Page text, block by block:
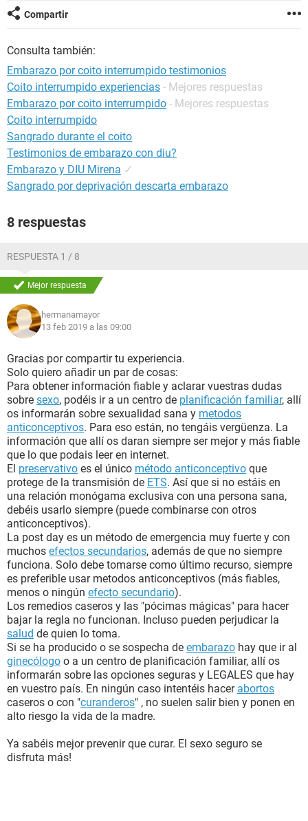
indice de embarazos no deseados en mi país . continuando
con mi historia el día sábado 28 que tuvimos relaciones sin
noto un liquido blanquecino espeso parecido al semen , mi
novia lo ve y nos asustamos pensamos que era semen !
luego empezó el susto por que yo estaba seguro que no
había eyaculado pero que explicaba ese liquido parecido al
semen ! la lucha por encontrar las pastillas anticonceptivas
empezó cosa que en mi país son muy escasas y cuando se
consiguen son en reventas y cuestan un ojo de la cara ! lo
que en si hizo que nos demoráramos 5 días para
conseguirlas pero ya por lo días que habían pasado no iba a
hacer efecto por lo que decidimos relajarnos y esperar al día
15 que le bajara y que todo quedara como un susto y una
al día siguiente el pensamiento de ser papa tan joven no me
dejaba dormir , el como le diría a mis padres la noticia y
mantenerme yo ! así que decidí investigar . leí muchos foros
personas que me contaran sobre sus relaciones sin condón !
me desanimaban mas pero con las experiencias que me
contaban me volvía el animo ! yo intentaba no preocupar a
mi novia para que ella no se le retrasara el periodo . lo que
principalmente busque fue coito interrumpido , embarazo
con liquido pre-seminal , relaciones sin protección ,
relaciones sin protección en días fértiles , liquido pre seminal
en días fértiles . todas las búsquedas me daban mas dudas
que respuestas ya que había gran cantidad de personas en
mi situación pero ninguna con una respuesta clara .
mientras se acercaban los días de su periodo mi angustia
era peor ya no dormía y no comía , e intentaba llevar mi día
a día intentando buscar soluciones . decidí investigar los
síntomas de un embarazo para ver si mi novia presentaba
alguno ! y lo que mas notaba era cansancio , fatiga , e
irritabilidad pero el resto de los síntomas no lo
presentaba.claro solo habían pasado 3 semanas y los
síntomas se presentan de la semana 4 a 5 pero siempre hay
algunos que se presentan antes como lo es el de la
implantación cosa que ella no había tenido. luego al ver mi
desesperación y ver como mi estado de salud decaía por la
preocupación y por no comer y dormir decidí entrar en el
campo religioso y pedirle a dios que ese embarazo no se
diera . ya estaba desesperado . llego su día de periodo . pero
nunca le bajo cosa que a mi me destruyo . pero decidí
mantener la calma y junto a ella buscar unos remedios
caseros para que su regla llegara rápido. y los pusimos a
prueba y día después de haber hecho estos remedios su
periodo bajo normal lo que esto descarto un embarazo . y
volví a la vida no saben el respiro que esto me dio . nunca en
mi vida me había sentido mas feliz . junto con mi novia
decidimos no volver a tener mas relaciones sin protección .
algo divino y simple biología hizo que no hubiera embarazo !
luego de contar esta historia viene la conclusión: nunca
Compartir
Consulta también:
Embarazo por coito interrumpido testimonios
Coito interrumpido experiencias - Mejores respuestas
Embarazo por coito interrumpido - Mejores respuestas
Coito interrumpido
Sangrado durante el coito
Testimonios de embarazo con diu?
Embarazo y DIU Mirena ✓
Sangrado por deprivación descarta embarazo
8 respuestas
RESPUESTA 1 / 8
Mejor respuesta
hermanamayor
13 feb 2019 a las 09:00
Gracias por compartir tu experiencia.
Solo quiero añadir un par de cosas:
Para obtener información fiable y aclarar vuestras dudas
sobre sexo, podéis ir a un centro de planificación familiar, allí
os informarán sobre sexualidad sana y metodos
anticonceptivos. Para eso están, no tengáis vergüenza. La
información que allí os daran siempre ser mejor y más fiable
que lo que podais leer en internet.
El preservativo es el único método anticonceptivo que
protege de la transmisión de ETS. Así que si no estáis en
una relación monógama exclusiva con una persona sana,
debéis usarlo siempre (puede combinarse con otros
anticonceptivos).
La post day es un método de emergencia muy fuerte y con
muchos efectos secundarios, además de que no siempre
funciona. Solo debe tomarse como último recurso, siempre
es preferible usar metodos anticonceptivos (más fiables,
menos o ningún efecto secundario).
Los remedios caseros y las "pócimas mágicas" para hacer
bajar la regla no funcionan. Incluso pueden perjudicar la
salud de quien lo toma.
Si se ha producido o se sospecha de embarazo hay que ir al
ginecólogo o a un centro de planificación familiar, allí os
informarán sobre las opciones seguras y LEGALES que hay
en vuestro país. En ningún caso intentéis hacer abortos
caseros o con "curanderos" , no suelen salir bien y ponen en
alto riesgo la vida de la madre.
Ya sabéis mejor prevenir que curar. El sexo seguro se
disfruta más!